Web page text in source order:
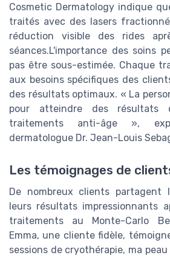
Cosmetic Dermatology indique
traités avec des lasers
réduction visible des rides
séances.L'importance des soins
pas être sous-estimée. Chaque
aux besoins spécifiques des
des résultats optimaux. « La
pour atteindre des résultats
traitements anti-âge »,
dermatologue Dr. Jean-Louis
Les témoignages de
De nombreux clients partagent
leurs résultats impressionnants
traitements au Monte-Carlo
Emma, une cliente fidèle,
sessions de cryothérapie, ma